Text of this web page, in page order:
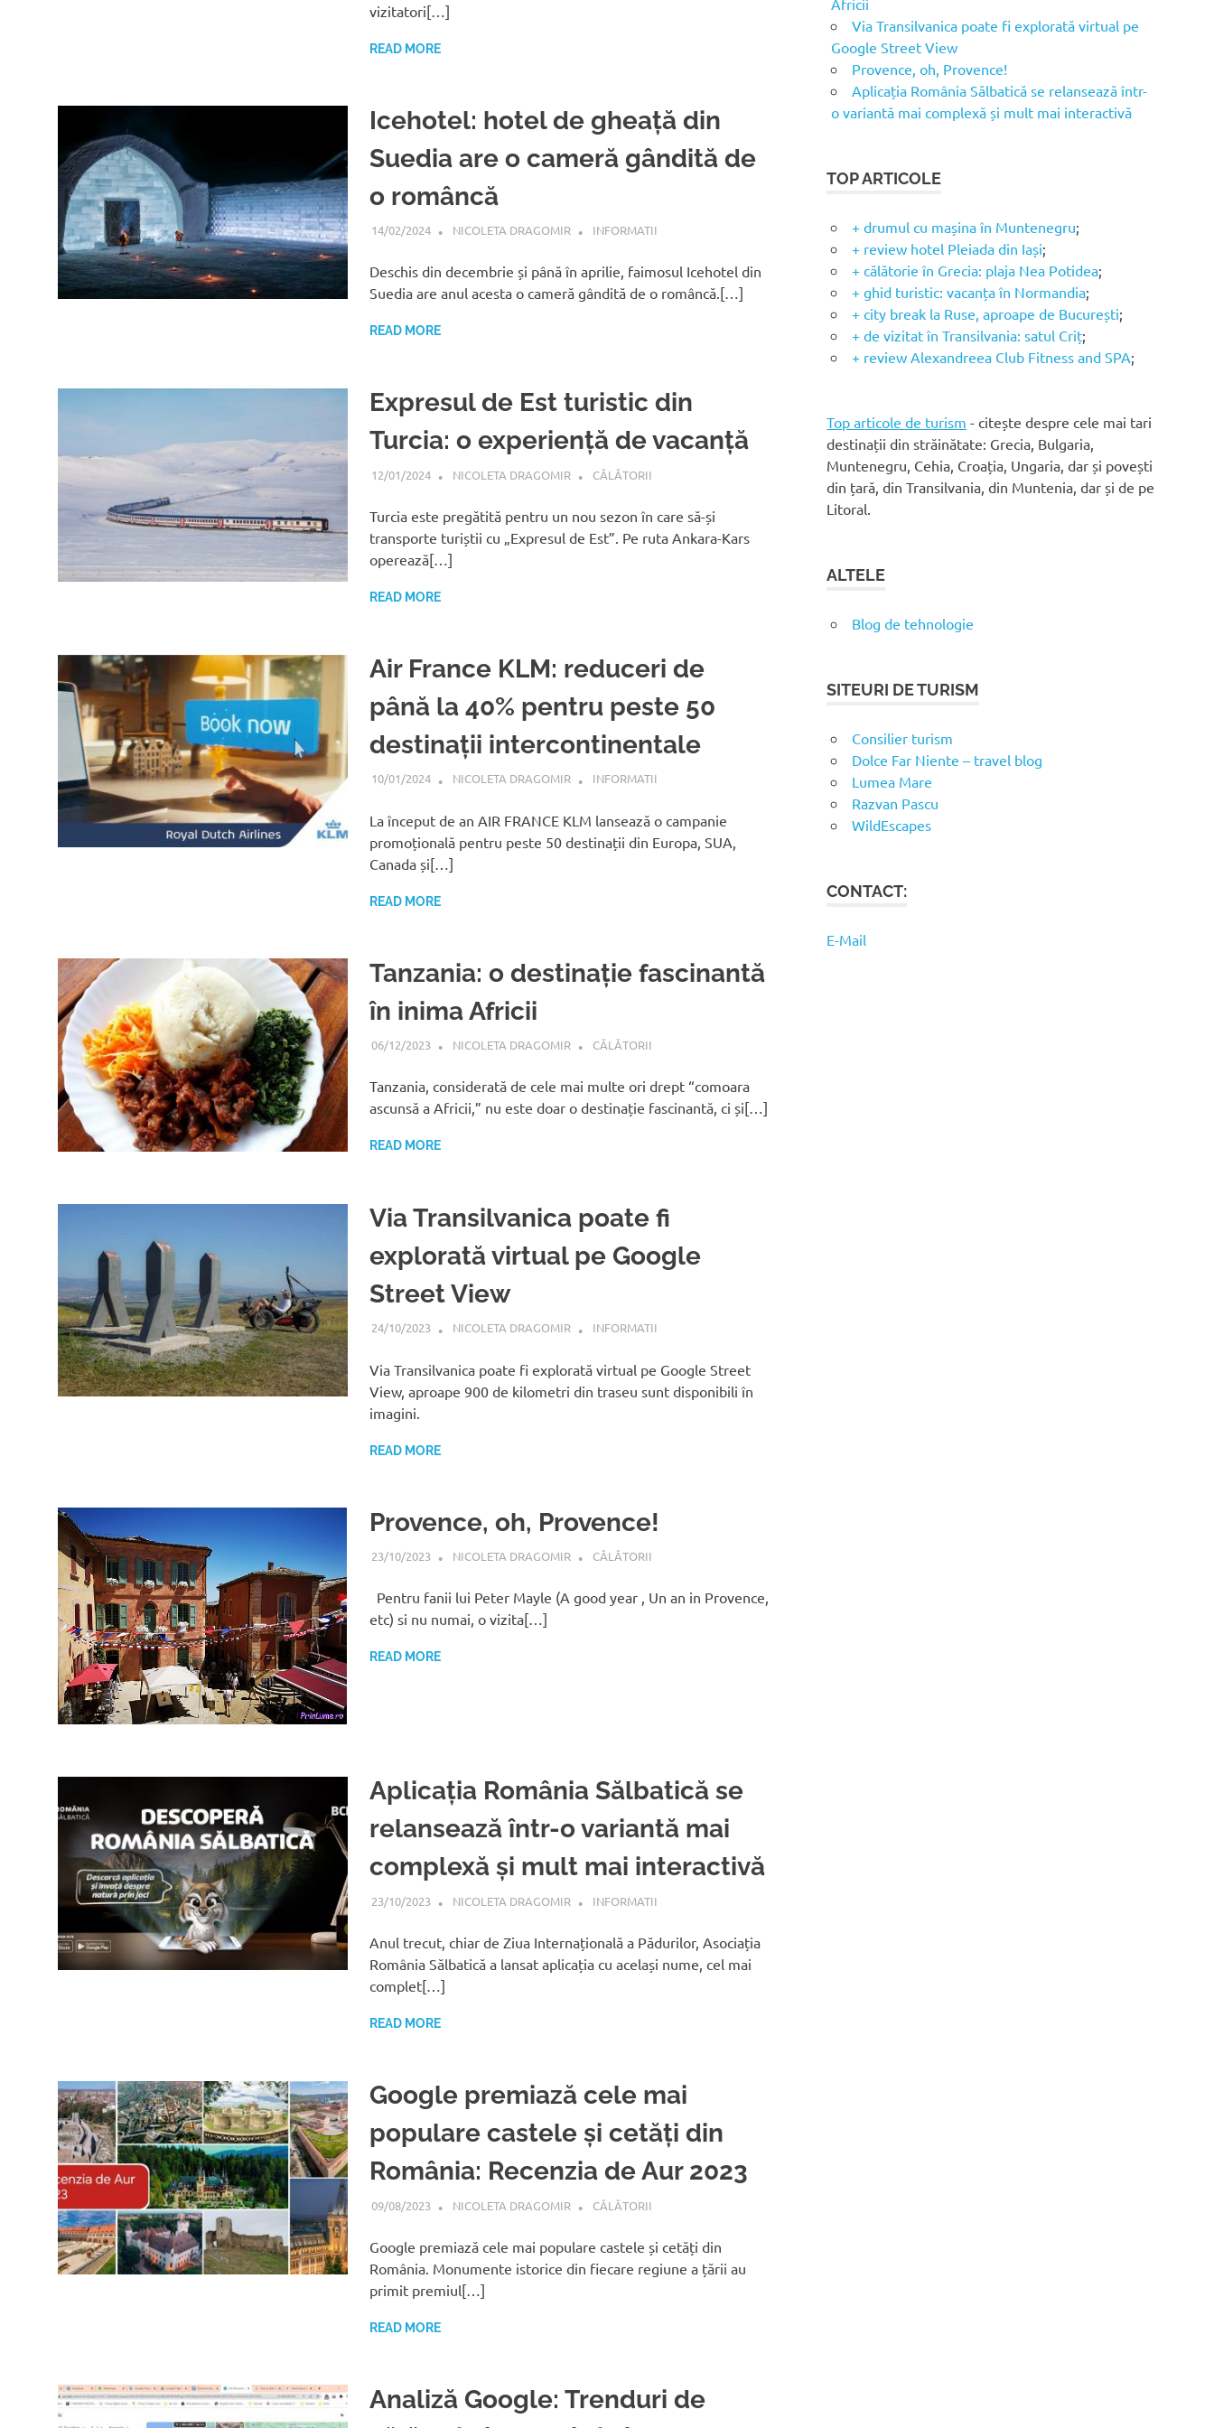
vizitatori[…]
READ MORE
Icehotel: hotel de gheață din
Suedia are o cameră gândită de
o româncă
14/02/2024 NICOLETA DRAGOMIR INFORMATII
Deschis din decembrie și până în aprilie, faimosul Icehotel din
Suedia are anul acesta o cameră gândită de o româncă.[…]
READ MORE
Expresul de Est turistic din
Turcia: o experiență de vacanță
12/01/2024 NICOLETA DRAGOMIR CĂLĂTORII
Turcia este pregătită pentru un nou sezon în care să-și
transporte turiștii cu „Expresul de Est”. Pe ruta Ankara-Kars
operează[…]
READ MORE
Air France KLM: reduceri de
până la 40% pentru peste 50
destinații intercontinentale
10/01/2024 NICOLETA DRAGOMIR INFORMATII
La început de an AIR FRANCE KLM lansează o campanie
promoțională pentru peste 50 destinații din Europa, SUA,
Canada și[…]
READ MORE
Tanzania: o destinație fascinantă
în inima Africii
06/12/2023 NICOLETA DRAGOMIR CĂLĂTORII
Tanzania, considerată de cele mai multe ori drept “comoara
ascunsă a Africii,” nu este doar o destinație fascinantă, ci și[…]
READ MORE
Via Transilvanica poate fi
explorată virtual pe Google
Street View
24/10/2023 NICOLETA DRAGOMIR INFORMATII
Via Transilvanica poate fi explorată virtual pe Google Street
View, aproape 900 de kilometri din traseu sunt disponibili în
imagini.
READ MORE
Provence, oh, Provence!
23/10/2023 NICOLETA DRAGOMIR CĂLĂTORII
Pentru fanii lui Peter Mayle (A good year , Un an in Provence,
etc) si nu numai, o vizita[…]
READ MORE
Aplicația România Sălbatică se
relansează într-o variantă mai
complexă și mult mai interactivă
23/10/2023 NICOLETA DRAGOMIR INFORMATII
Anul trecut, chiar de Ziua Internațională a Pădurilor, Asociația
România Sălbatică a lansat aplicația cu același nume, cel mai
complet[…]
READ MORE
Google premiază cele mai
populare castele și cetăți din
România: Recenzia de Aur 2023
09/08/2023 NICOLETA DRAGOMIR CĂLĂTORII
Google premiază cele mai populare castele și cetăți din
România. Monumente istorice din fiecare regiune a țării au
primit premiul[…]
READ MORE
Analiză Google: Trenduri de
Africii
Via Transilvanica poate fi explorată virtual pe
Google Street View
Provence, oh, Provence!
Aplicația România Sălbatică se relansează într-
o variantă mai complexă și mult mai interactivă
TOP ARTICOLE
+ drumul cu mașina în Muntenegru;
+ review hotel Pleiada din Iași;
+ călătorie în Grecia: plaja Nea Potidea;
+ ghid turistic: vacanța în Normandia;
+ city break la Ruse, aproape de București;
+ de vizitat în Transilvania: satul Criț;
+ review Alexandreea Club Fitness and SPA;
Top articole de turism - citește despre cele mai tari
destinații din străinătate: Grecia, Bulgaria,
Muntenegru, Cehia, Croația, Ungaria, dar și povești
din țară, din Transilvania, din Muntenia, dar și de pe
Litoral.
ALTELE
Blog de tehnologie
SITEURI DE TURISM
Consilier turism
Dolce Far Niente – travel blog
Lumea Mare
Razvan Pascu
WildEscapes
CONTACT:
E-Mail